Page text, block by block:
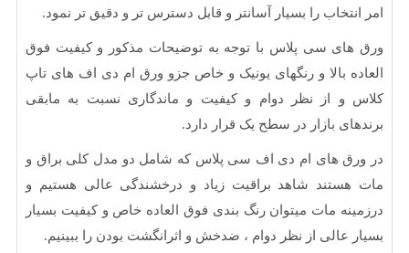
را بسیار آسانتر و قابل دسترس تر و دقیق تر نمود.
سی پلاس با توجه به توضیحات مذکور و کیفیت فوق
بالا و رنگهای یونیک و خاص جزو ورق ام دی اف های تاپ
و از نظر دوام و کیفیت و ماندگاری نسبت به مابقی
بازار در سطح یک قرار دارد.
های ام دی اف سی پلاس که شامل دو مدل کلی براق و
شاهد براقیت زیاد و درخشندگی عالی هستیم و
مات میتوان رنگ بندی فوق العاده خاص و کیفیت بسیار
عالی از نظر دوام ، ضدخش و اثرانگشت بودن را ببینیم.